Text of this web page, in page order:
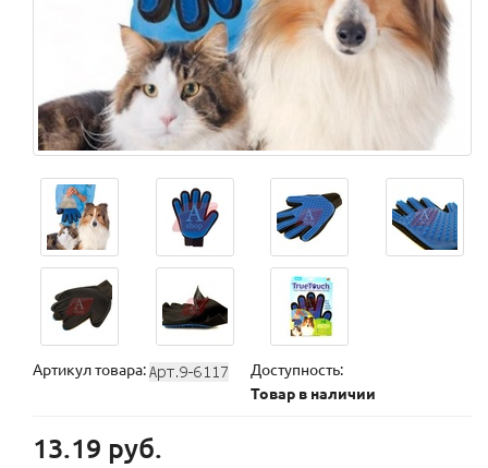
Артикул товара:
Доступность:
Товар в наличии
13.19 руб.